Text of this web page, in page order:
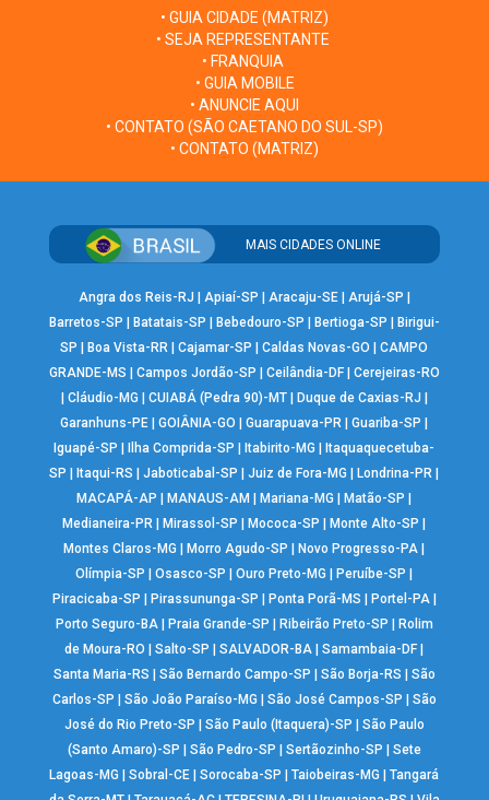
• GUIA CIDADE (MATRIZ)
• SEJA REPRESENTANTE
• FRANQUIA
• GUIA MOBILE
• ANUNCIE AQUI
• CONTATO (SÃO CAETANO DO SUL-SP)
• CONTATO (MATRIZ)
MAIS CIDADES ONLINE
Angra dos Reis-RJ Apiaí-SP Aracaju-SE| Arujá-SP
Barretos-SP
Batatais-SP Bebedouro-SP Bertioga-SP
Birigui-
SP
Boa Vista-RR |Cajamar-SP |Caldas Novas-GO |CAMPO
GRANDE-MS
Campos Jordão-SP Ceilândia-DF| Cerejeiras-RO
Cláudio-MG CUIABÁ (Pedra 90)-MT| Duque de Caxias-RJ
Garanhuns-PE |GOIÂNIA-GO |Guarapuava-PR |Guariba-SP
Iguapé-SP
Ilha Comprida-SP Itabirito-MG
Itaquaquecetuba-
SP
Itaqui-RS |Jaboticabal-SP |Juiz de Fora-MG Londrina-PR
MACAPÁ-AP
MANAUS-AM Mariana-MG Matão-SP
Medianeira-PR
Mirassol-SP Mococa-SP Monte Alto-SP
Montes Claros-MG
Morro Agudo-SP Novo Progresso-PA
Olímpia-SP
|Osasco-SP |Ouro Preto-MG Peruíbe-SP
Piracicaba-SP
Pirassununga-SP Ponta Porã-MS Portel-PA|
Porto Seguro-BA| Praia Grande-SP Ribeirão Preto-SP
Rolim
de Moura-RO
|Salto-SP |SALVADOR-BA |Samambaia-DF
Santa Maria-RS
São Bernardo Campo-SP São Borja-RS
São
Carlos-SP
São João Paraíso-MG São José Campos-SP
São
José do Rio Preto-SP
São Paulo (Itaquera)-SP
São Paulo
(Santo Amaro)-SP
São Pedro-SP Sertãozinho-SP
Sete
Lagoas-MG
|Sobral-CE |Sorocaba-SP |Taiobeiras-MG |Tangará